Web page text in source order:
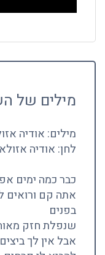
מילים של
מילים: אודיה
לחן: אודיה
כבר כמה ימים
אתה קם ורואים
בפנים
שנפלת חזק
אבל אין לך ביצים